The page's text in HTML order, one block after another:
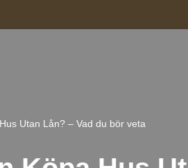
Utan Lån? – Vad du bör veta